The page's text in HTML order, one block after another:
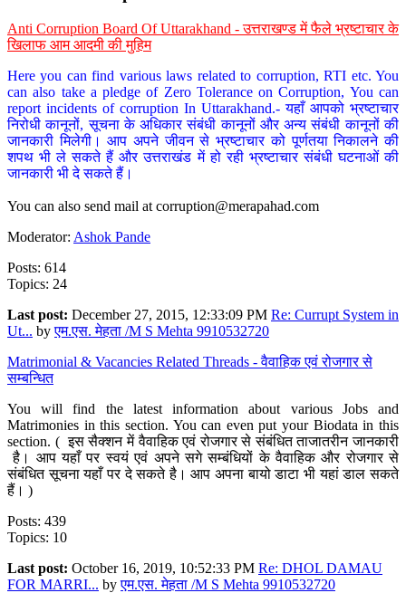
Anti Corruption Board Of Uttarakhand - उत्तराखण्ड में फैले भ्रष्टाचार के
खिलाफ आम आदमी की मुहिम
Here you can find various laws related to corruption, RTI etc. You
can also take a pledge of Zero Tolerance on Corruption, You can
report incidents of corruption In Uttarakhand.- यहाँ आपको भ्रष्टाचार
निरोधी कानूनों, सूचना के अधिकार संबंधी कानूनों और अन्य संबंधी कानूनों की
जानकारी मिलेगी। आप अपने जीवन से भ्रष्टाचार को पूर्णतया निकालने की
शपथ भी ले सकते हैं और उत्तराखंड में हो रही भ्रष्टाचार संबंधी घटनाओं की
जानकारी भी दे सकते हैं।
You can also send mail at corruption@merapahad.com
Moderator: Ashok Pande
Posts: 614
Topics: 24
Last post: December 27, 2015, 12:33:09 PM Re: Currupt System in
Ut... byएम.एस. मेहता /M S Mehta 9910532720
Matrimonial & Vacancies Related Threads - वैवाहिक एवं रोजगार से
सम्बन्धित
You will find the latest information about various Jobs and
Matrimonies in this section. You can even put your Biodata in this
section. ( इस सैक्शन में वैवाहिक एवं रोजगार से संबंधित ताजातरीन जानकारी
है। आप यहाँ पर स्वयं एवं अपने सगे सम्बंधियों के वैवाहिक और रोजगार से
संबंधित सूचना यहाँ पर दे सकते है। आप अपना बायो डाटा भी यहां डाल सकते
हैं। )
Posts: 439
Topics: 10
Last post: October 16, 2019, 10:52:33 PM Re: DHOL DAMAU
FOR MARRI... byएम.एस. मेहता /M S Mehta 9910532720